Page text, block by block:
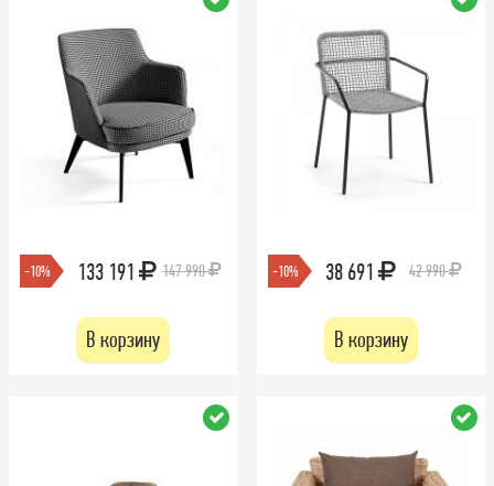
-10% 133 191 147 990
В корзину
-10% 38 691 42 990
В корзину